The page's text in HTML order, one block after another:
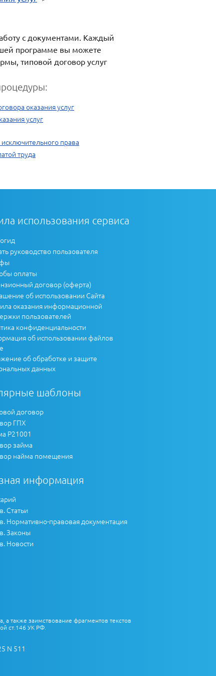
с документами. Каждый
программе вы можете
типовой договор услуг
оказания услуг
услуг
права
труда
использования сервиса
руководство пользователя
оплаты
договор (оферта)
об использовании Сайта
оказания информационной
пользователей
конфиденциальности
об использовании файлов
об обработке и защите
данных
шаблоны
договор
ГПХ
Р21001
займа
найма помещения
информация
Статьи
Нормативно-правовая документация
Законы
Новости
а также заимствование фрагментов текстов
ст.146 УК РФ.
N 511